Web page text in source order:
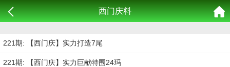
西门庆料
221期: 【西门庆】实力打造7尾
221期: 【西门庆】实力巨献特围24玛